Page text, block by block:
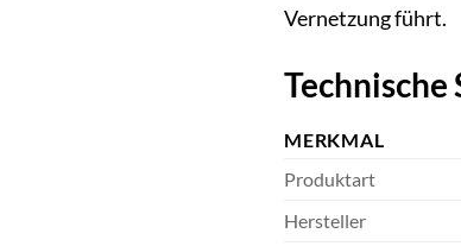
Vernetzung führt.
MERKMAL
Produktart
Hersteller